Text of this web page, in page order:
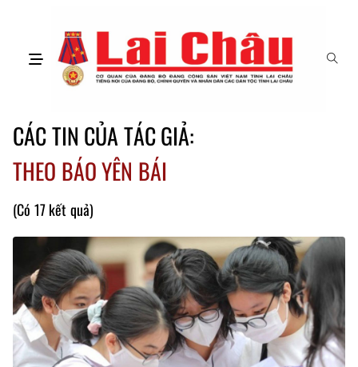
CÁC TIN CỦA TÁC GIẢ:
THEO BÁO YÊN BÁI
(Có 17 kết quả)